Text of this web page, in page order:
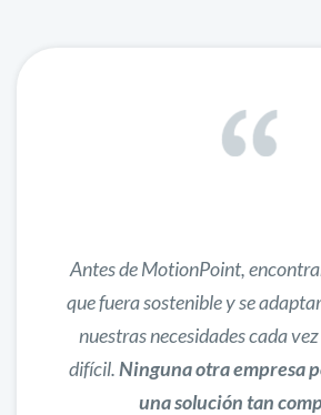
Antes de MotionPoint,
que fuera sostenible y se
nuestras necesidades cada
difícil.Ninguna otra empresa
una solución tan